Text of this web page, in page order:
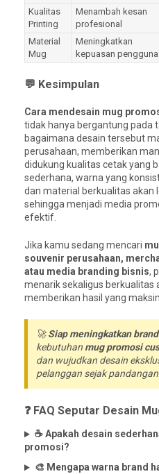
Kualitas
Printing
Menambah kesan
profesional
Material
Mug
Meningkatkan
kepuasan pengguna
💬 Kesimpulan
Cara mendesain mug
tidak hanya bergantung pada
bagaimana desain tersebut
perusahaan, memberikan
didukung kualitas cetak yang
sederhana, warna yang
dan material berkualitas akan
sehingga menjadi media
efektif.
Jika kamu sedang mencari
souvenir perusahaan,
atau media branding bisnis,
menarik sekaligus berkualitas
memberikan hasil yang
🚀Siap meningkatkan
kebutuhan mug promosi
dan wujudkan desain
pelanggan sejak
❓ FAQ Seputar Desain
☕ Apakah desain
promosi?
🎨 Mengapa warna brand